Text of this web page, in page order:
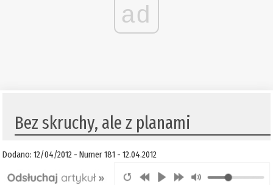
ad
Bez skruchy, ale z planami
Dodano: 12/04/2012 - Numer 181 - 12.04.2012